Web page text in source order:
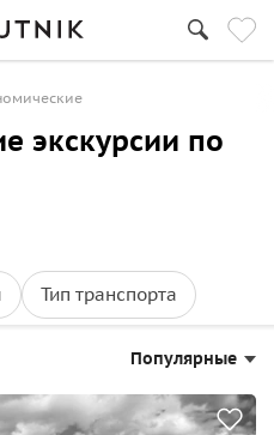
экскурсии по
Тип транспорта
Популярные